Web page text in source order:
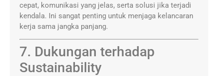
cepat, komunikasi yang jelas, serta solusi jika terjadi
kendala. Ini sangat penting untuk menjaga kelancaran
kerja sama jangka panjang.
7. Dukungan terhadap
Sustainability